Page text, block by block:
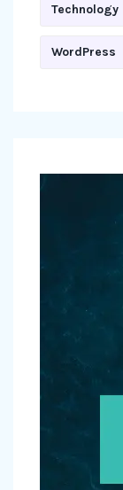
Technology
WordPress